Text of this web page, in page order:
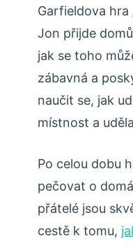
Garfieldova hra
Jon přijde
jak se toho
zábavná a
naučit se, jak
místnost a
Po celou dobu
pečovat o
přátelé jsou
cestě k tomu,